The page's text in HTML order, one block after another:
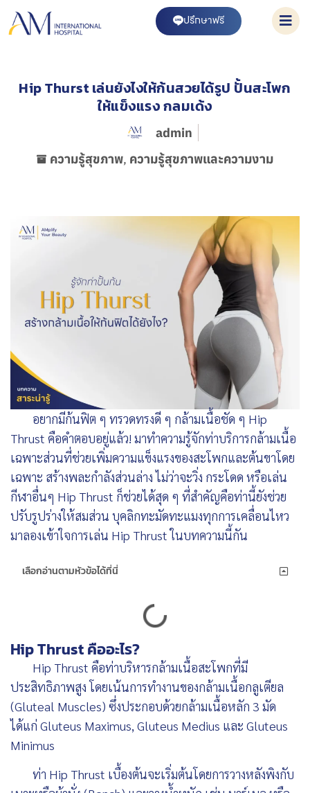
ปรึกษาฟรี
Hip Thurst เล่นยังไงให้ก้นสวยได้รูป ปั้นสะโพก
ให้แข็งแรง กลมเด้ง
admin
ความรู้สุขภาพ, ความรู้สุขภาพและความงาม
อยากมีก้นฟิต ๆ ทรวดทรงดี ๆ กล้ามเนื้อชัด ๆ Hip
Thrust คือคำตอบอยู่แล้ว! มาทำความรู้จักท่าบริการกล้ามเนื้อ
เฉพาะส่วนที่ช่วยเพิ่มความแข็งแรงของสะโพกและต้นขาโดย
เฉพาะ สร้างพละกำลังส่วนล่าง ไม่ว่าจะวิ่ง กระโดด หรือเล่น
กีฬาอื่นๆ Hip Thrust ก็ช่วยได้สุด ๆ ที่สำคัญคือท่านี้ยังช่วย
ปรับรูปร่างให้สมส่วน บุคลิกทะมัดทะแมงทุกการเคลื่อนไหว
มาลองเข้าใจการเล่น Hip Thrust ในบทความนี้กัน
เลือกอ่านตามหัวข้อได้ที่นี่
Hip Thrust คืออะไร?
Hip Thrust คือท่าบริหารกล้ามเนื้อสะโพกที่มี
ประสิทธิภาพสูง โดยเน้นการทำงานของกล้ามเนื้อกลูเตียล
(Gluteal Muscles) ซึ่งประกอบด้วยกล้ามเนื้อหลัก 3 มัด
ได้แก่ Gluteus Maximus, Gluteus Medius และ Gluteus
Minimus
ท่า Hip Thrust เบื้องต้นจะเริ่มต้นโดยการวางหลังพิงกับ